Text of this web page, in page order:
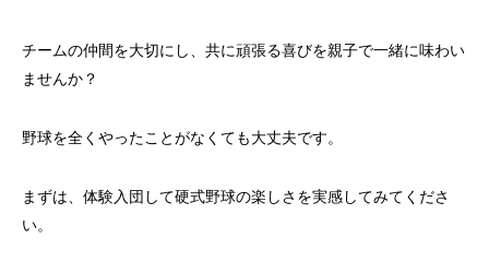
チームの仲間を大切にし、共に頑張る喜びを親子で一緒に味わい
ませんか？
野球を全くやったことがなくても大丈夫です。
まずは、体験入団して硬式野球の楽しさを実感してみてくださ
い。